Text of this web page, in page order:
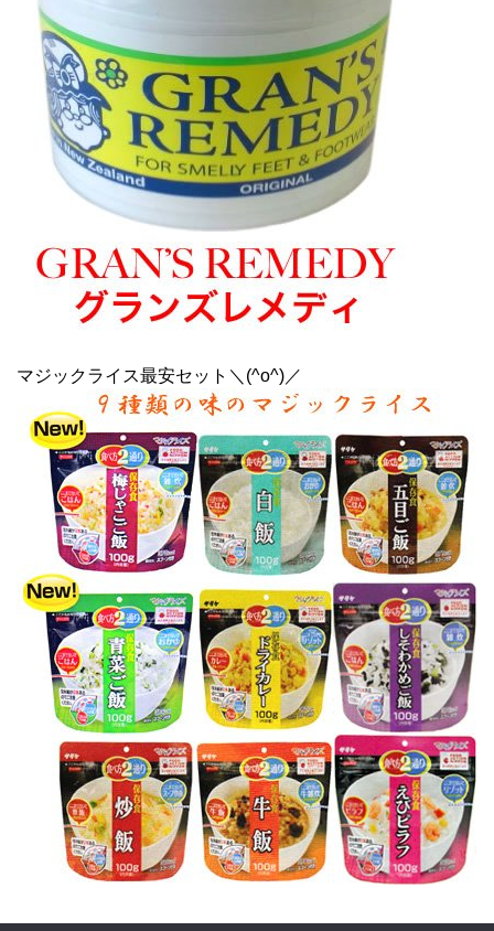
マジックライス最安セット＼(^o^)／